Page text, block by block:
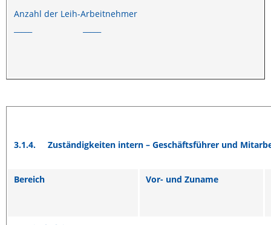
Anzahl der Leih-Arbeitnehmer
3.1.4. Zuständigkeiten intern – Geschäftsführer und
Bereich Vor- und Zuname